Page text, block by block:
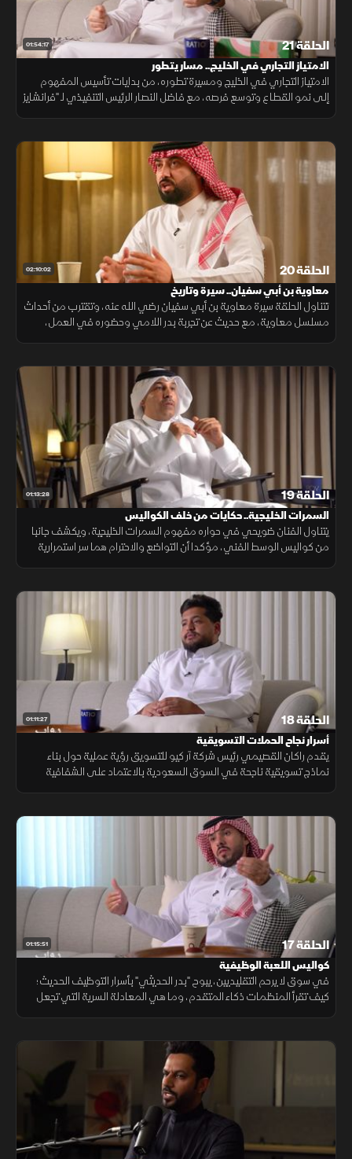
01:54:17 الحلقة 21
الامتياز التجاري في الخليج.. مسار يتطور
الامتياز التجاري في الخليج ومسيرة تطوره، من بدايات تأسيس المفهوم
إلى نمو القطاع وتوسع فرصه، مع فاضل النصار الرئيس التنفيذي لـ "فرانشايز
02:10:02 الحلقة 20
معاوية بن أبي سفيان.. سيرة وتاريخ
تتناول الحلقة سيرة معاوية بن أبي سفيان رضي الله عنه، وتقترب من أحداث
مسلسل معاوية، مع حديث عن تجربة بدر اللامي وحضوره في العمل،
01:13:28 الحلقة 19
السمرات الخليجية.. حكايات من خلف الكواليس
يتناول الفنان ضويحي في حواره مفهوم السمرات الخليجية، ويكشف جانبا
من كواليس الوسط الفني، مؤكدا أن التواضع والاحترام هما سر استمرارية
01:11:27 الحلقة 18
أسرار نجاح الحملات التسويقية
يقدم راكان القصيمي رئيس شركة آر كيو للتسويق رؤية عملية حول بناء
نماذج تسويقية ناجحة في السوق السعودية بالاعتماد على الشفافية
01:15:51 الحلقة 17
كواليس اللعبة الوظيفية
في سوق لا يرحم التقليديين، يبوح "بدر الحديثي" بأسرار التوظيف الحديث؛
كيف تقرأ المنظمات ذكاء المتقدم، وما هي المعادلة السرية التي تجعل